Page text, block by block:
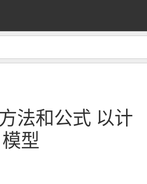
法和公式 以计
型